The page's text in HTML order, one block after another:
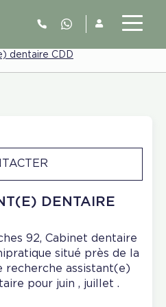
dentaire CDD
DENTAIRE
92, Cabinet dentaire
situé près de la
recherche assistant(e)
pour juin , juillet .